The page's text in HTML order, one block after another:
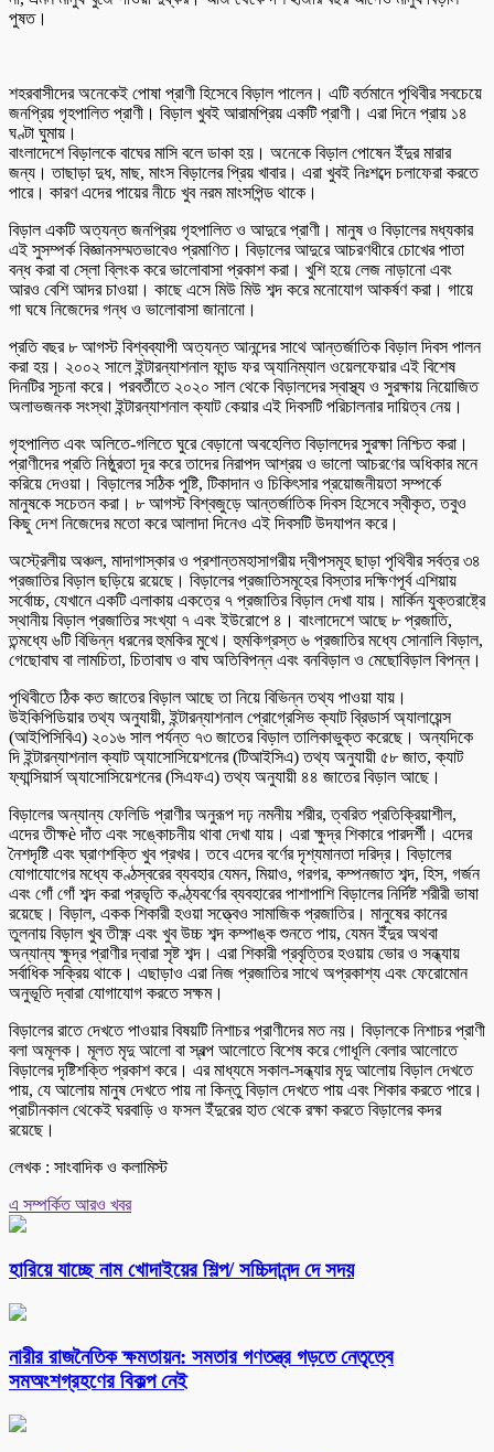
পুষত।
শহরবাসীদের অনেকেই পোষা প্রাণী হিসেবে বিড়াল পালেন। এটি বর্তমানে পৃথিবীর সবচেয়ে
জনপ্রিয় গৃহপালিত প্রাণী। বিড়াল খুবই আরামপ্রিয় একটি প্রাণী। এরা দিনে প্রায় ১৪
ঘণ্টা ঘুমায়।
বাংলাদেশে বিড়ালকে বাঘের মাসি বলে ডাকা হয়। অনেকে বিড়াল পোষেন ইঁদুর মারার
জন্য। তাছাড়া দুধ, মাছ, মাংস বিড়ালের প্রিয় খাবার। এরা খুবই নিঃশব্দে চলাফেরা করতে
পারে। কারণ এদের পায়ের নীচে খুব নরম মাংসপিন্ড থাকে।
বিড়াল একটি অত্যন্ত জনপ্রিয় গৃহপালিত ও আদুরে প্রাণী। মানুষ ও বিড়ালের মধ্যকার
এই সুসম্পর্ক বিজ্ঞানসম্মতভাবেও প্রমাণিত। বিড়ালের আদুরে আচরণধীরে চোখের পাতা
বন্ধ করা বা স্লো ব্লিংক করে ভালোবাসা প্রকাশ করা। খুশি হয়ে লেজ নাড়ানো এবং
আরও বেশি আদর চাওয়া। কাছে এসে মিউ মিউ শব্দ করে মনোযোগ আকর্ষণ করা। গায়ে
গা ঘষে নিজেদের গন্ধ ও ভালোবাসা জানানো।
প্রতি বছর ৮ আগস্ট বিশ্বব্যাপী অত্যন্ত আনন্দের সাথে আন্তর্জাতিক বিড়াল দিবস পালন
করা হয়। ২০০২ সালে ইন্টারন্যাশনাল ফান্ড ফর অ্যানিম্যাল ওয়েলফেয়ার এই বিশেষ
দিনটির সূচনা করে। পরবর্তীতে ২০২০ সাল থেকে বিড়ালদের স্বাস্থ্য ও সুরক্ষায় নিয়োজিত
অলাভজনক সংস্থা ইন্টারন্যাশনাল ক্যাট কেয়ার এই দিবসটি পরিচালনার দায়িত্ব নেয়।
গৃহপালিত এবং অলিতে-গলিতে ঘুরে বেড়ানো অবহেলিত বিড়ালদের সুরক্ষা নিশ্চিত করা।
প্রাণীদের প্রতি নিষ্ঠুরতা দূর করে তাদের নিরাপদ আশ্রয় ও ভালো আচরণের অধিকার মনে
করিয়ে দেওয়া। বিড়ালের সঠিক পুষ্টি, টিকাদান ও চিকিৎসার প্রয়োজনীয়তা সম্পর্কে
মানুষকে সচেতন করা। ৮ আগস্ট বিশ্বজুড়ে আন্তর্জাতিক দিবস হিসেবে স্বীকৃত, তবুও
কিছু দেশ নিজেদের মতো করে আলাদা দিনেও এই দিবসটি উদযাপন করে।
অস্ট্রেলীয় অঞ্চল, মাদাগাস্কার ও প্রশান্তমহাসাগরীয় দ্বীপসমূহ ছাড়া পৃথিবীর সর্বত্র ৩৪
প্রজাতির বিড়াল ছড়িয়ে রয়েছে। বিড়ালের প্রজাতিসমূহের বিস্তার দক্ষিণপূর্ব এশিয়ায়
সর্বোচ্চ, যেখানে একটি এলাকায় একত্রে ৭ প্রজাতির বিড়াল দেখা যায়। মার্কিন যুক্তরাষ্ট্রে
স্থানীয় বিড়াল প্রজাতির সংখ্যা ৭ এবং ইউরোপে ৪। বাংলাদেশে আছে ৮ প্রজাতি,
তন্মধ্যে ৬টি বিভিন্ন ধরনের হুমকির মুখে। হুমকিগ্রস্ত ৬ প্রজাতির মধ্যে সোনালি বিড়াল,
গেছোবাঘ বা লামচিতা, চিতাবাঘ ও বাঘ অতিবিপন্ন এবং বনবিড়াল ও মেছোবিড়াল বিপন্ন।
পৃথিবীতে ঠিক কত জাতের বিড়াল আছে তা নিয়ে বিভিন্ন তথ্য পাওয়া যায়।
উইকিপিডিয়ার তথ্য অনুযায়ী, ইন্টারন্যাশনাল প্রোগ্রেসিভ ক্যাট ব্রিডার্স অ্যালায়েন্স
(আইপিসিবিএ) ২০১৬ সাল পর্যন্ত ৭৩ জাতের বিড়াল তালিকাভুক্ত করেছে। অন্যদিকে
দি ইন্টারন্যাশনাল ক্যাট অ্যাসোসিয়েশনের (টিআইসিএ) তথ্য অনুযায়ী ৫৮ জাত, ক্যাট
ফ্যান্সিয়ার্স অ্যাসোসিয়েশনের (সিএফএ) তথ্য অনুযায়ী ৪৪ জাতের বিড়াল আছে।
বিড়ালের অন্যান্য ফেলিডি প্রাণীর অনুরূপ দঢ় নমনীয় শরীর, ত্বরিত প্রতিক্রিয়াশীল,
এদের তীক্ষè দাঁত এবং সঙ্কোচনীয় থাবা দেখা যায়। এরা ক্ষুদ্র শিকারে পারদর্শী। এদের
নৈশদৃষ্টি এবং ঘ্রাণশক্তি খুব প্রখর। তবে এদের বর্ণের দৃশ্যমানতা দরিদ্র। বিড়ালের
যোগাযোগের মধ্যে কণ্ঠস্বরের ব্যবহার যেমন, মিয়াও, গরগর, কম্পনজাত শব্দ, হিস, গর্জন
এবং গোঁ গোঁ শব্দ করা প্রভৃতি কণ্ঠ্যবর্ণের ব্যবহারের পাশাপাশি বিড়ালের নির্দিষ্ট শরীরী ভাষা
রয়েছে। বিড়াল, একক শিকারী হওয়া সত্ত্বেও সামাজিক প্রজাতির। মানুষের কানের
তুলনায় বিড়াল খুব তীক্ষ্ণ এবং খুব উচ্চ শব্দ কম্পাঙ্ক শুনতে পায়, যেমন ইঁদুর অথবা
অন্যান্য ক্ষুদ্র প্রাণীর দ্বারা সৃষ্ট শব্দ। এরা শিকারী প্রবৃত্তির হওয়ায় ভোর ও সন্ধ্যায়
সর্বাধিক সক্রিয় থাকে। এছাড়াও এরা নিজ প্রজাতির সাথে অপ্রকাশ্য এবং ফেরোমোন
অনুভূতি দ্বারা যোগাযোগ করতে সক্ষম।
বিড়ালের রাতে দেখতে পাওয়ার বিষয়টি নিশাচর প্রাণীদের মত নয়। বিড়ালকে নিশাচর প্রাণী
বলা অমূলক। মূলত মৃদু আলো বা স্বল্প আলোতে বিশেষ করে গোধূলি বেলার আলোতে
বিড়ালের দৃষ্টিশক্তি প্রকাশ করে। এর মাধ্যমে সকাল-সন্ধ্যার মৃদু আলোয় বিড়াল দেখতে
পায়, যে আলোয় মানুষ দেখতে পায় না কিন্তু বিড়াল দেখতে পায় এবং শিকার করতে পারে।
প্রাচীনকাল থেকেই ঘরবাড়ি ও ফসল ইঁদুরের হাত থেকে রক্ষা করতে বিড়ালের কদর
রয়েছে।
লেখক : সাংবাদিক ও কলামিস্ট
এ সম্পর্কিত আরও খবর
হারিয়ে যাচ্ছে নাম খোদাইয়ের শিল্প/ সচ্চিদানন্দ দে সদয়
নারীর রাজনৈতিক ক্ষমতায়ন: সমতার গণতন্ত্র গড়তে নেতৃত্বে
সমঅংশগ্রহণের বিকল্প নেই